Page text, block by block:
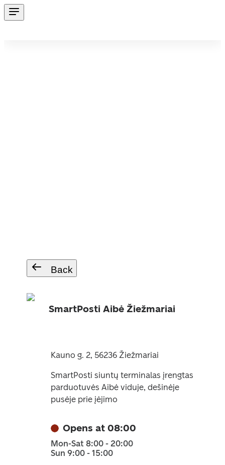
Back
SmartPosti Aibė Žiežmariai
Kauno g. 2, 56236 Žiežmariai
SmartPosti siuntų terminalas įrengtas
parduotuvės Aibė viduje, dešinėje
pusėje prie įėjimo
Opens at 08:00
Mon-Sat 8:00 - 20:00
Sun 9:00 - 15:00